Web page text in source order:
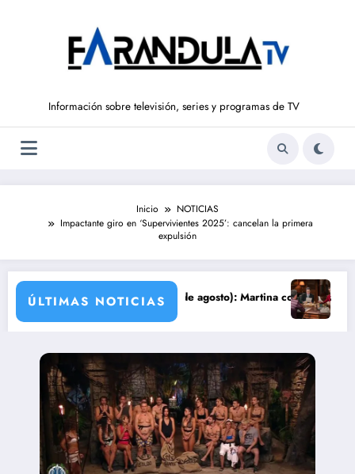
Información sobre televisión, series y programas de TV
Inicio
NOTICIAS
Impactante giro en ‘Supervivientes 2025’: cancelan la primera
expulsión
ÚLTIMAS NOTICIAS
PROMESA’ (del 10 al 14 de agosto): Martina confiesa su infidelidad a
Avance